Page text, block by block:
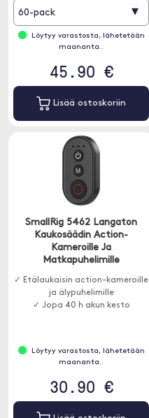
60-pack ▾
Löytyy varastosta, lähetetään
maananta..
45.90 €
Lisää ostoskoriin
SmallRig 5462 Langaton
Kaukosäädin Action-
Kameroille Ja
Matkapuhelimille
✓ Etälaukaisin action-kameroille
ja älypuhelimille
✓ Jopa 40 h akun kesto
Löytyy varastosta, lähetetään
maananta..
30.90 €